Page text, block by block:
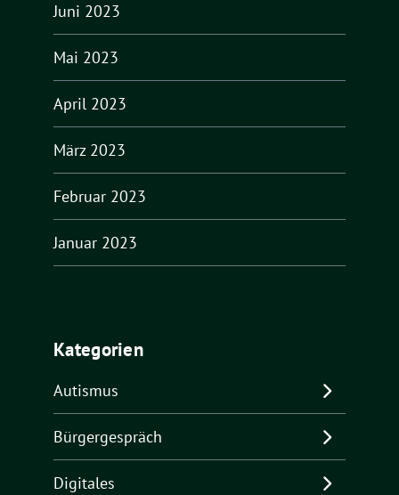
Juni 2023
Mai 2023
April 2023
März 2023
Februar 2023
Januar 2023
Kategorien
Autismus
Bürgergespräch
Digitales